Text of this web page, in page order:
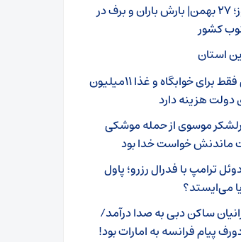
هواشناسی امروز؛ ۲۷ بهمن| بارش باران و برف در
کشور
استان
دانشجوی دولتی فقط برای خوابگاه و غذا ۱۱میلیون
دولت هزینه دارد
موسوی از حمله موشکی
ماندنش خواست خدا بود
ترامپ با فدرال رزرو؛ پاول
می‌ایستد؟
ساکن دبی به صدا درآمد/
پیام فرانسه به امارات بود!